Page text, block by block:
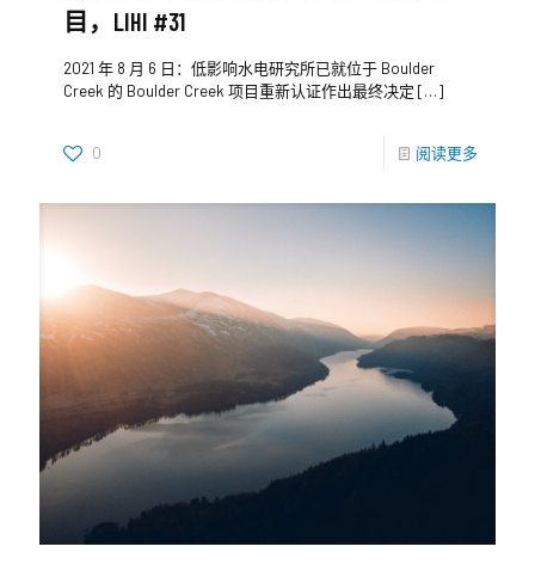
目，LIHI #31
2021 年 8 月 6 日：低影响水电研究所已就位于 Boulder
Creek 的 Boulder Creek 项目重新认证作出最终决定 […]
0 阅读更多